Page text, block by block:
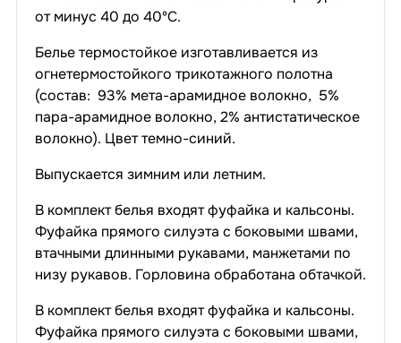
от минус 40 до 40ºС.
Белье термостойкое изготавливается из
огнетермостойкого трикотажного полотна
(состав: 93% мета-арамидное волокно, 5%
пара-арамидное волокно, 2% антистатическое
волокно). Цвет темно-синий.
Выпускается зимним или летним.
В комплект белья входят фуфайка и кальсоны.
Фуфайка прямого силуэта с боковыми швами,
втачными длинными рукавами, манжетами по
низу рукавов. Горловина обработана обтачкой.
В комплект белья входят фуфайка и кальсоны.
Фуфайка прямого силуэта с боковыми швами,